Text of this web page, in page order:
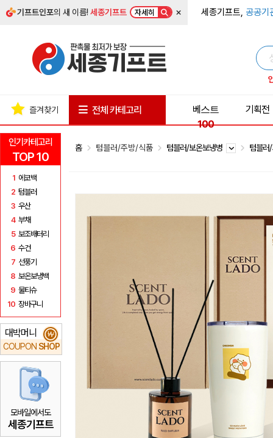
기프트인포의 새 이름!세종기프트 자세히 × 세종기프트, 공공기
인기카테고리
TOP 10
1 에코백
2 텀블러
3 우산
4 부채
5 보조배터리
6 수건
7 선풍기
8 보온보냉백
9 물티슈
10 장바구니
대박머니
COUPON SHOP
₩
모바일에서도
세종기프트
즐겨찾기 전체 카테고리
베스트
100
기획전
홈 텀블러/주방/식품 텀블러/보온보냉병 텀블러